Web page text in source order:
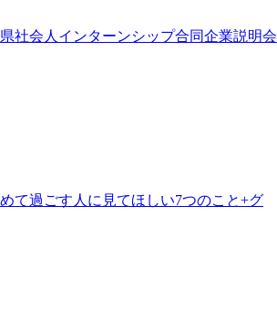
社会人インターンシップ合同企業説明会
めて過ごす人に見てほしい7つのこと+グ